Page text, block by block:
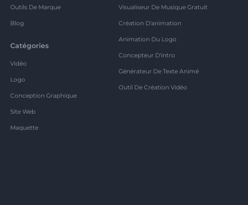
Outils De Marque
Blog
Catégories
Vidéo
Logo
Conception Graphique
Site Web
Maquette
Visualiseur De Musique Gratuit
Création D'animation
Animation Du Logo
Concepteur D'intro
Générateur De Texte Animé
Outil De Création Vidéo